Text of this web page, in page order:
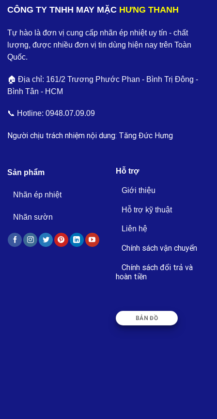
CÔNG TY TNHH MAY MẶC HƯNG THANH
Tự hào là đơn vị cung cấp nhãn ép nhiệt uy tín - chất
lượng, được nhiều đơn vị tin dùng hiện nay trên Toàn
Quốc.
🏠 Địa chỉ: 161/2 Trương Phước Phan - Bình Trị Đông -
Bình Tân - HCM
📞 Hotline: 0948.07.09.09
Người chịu trách nhiệm nội dung: Tăng Đức Hưng
Sản phẩm
Nhãn ép nhiệt
Nhãn sườn
Hỗ trợ
Giới thiệu
Hỗ trợ kỹ thuật
Liên hệ
Chính sách vận chuyển
Chính sách đổi trả và
hoàn tiền
BẢN ĐỒ